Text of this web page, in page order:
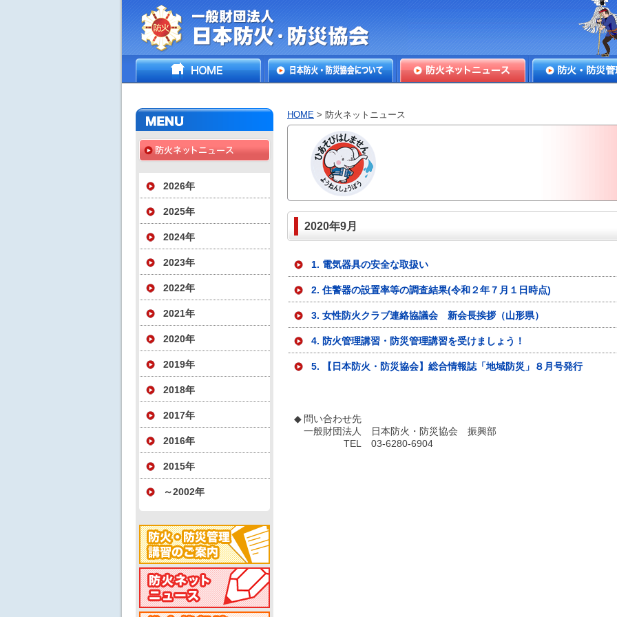
一般財団法人日本防火・防
HOME
2026年
2025年
2024年
2023年
2022年
2021年
2020年
2019年
2018年
2017年
2016年
2015年
～2002年
HOME > 防火ネットニュース
2020年9月
1. 電気器具の安全な取扱い
2. 住警器の設置率等の調査結果(令和２年７月１日時点)
3. 女性防火クラブ連絡協議会 新会長挨拶（山形県）
4. 防火管理講習・防災管理講習を受けましょう！
5. 【日本防火・防災協会】総合情報誌「地域防災」８月号発行
◆ 問い合わせ先
一般財団法人
日本防火・防災協会 振興部
TEL
03-6280-6904